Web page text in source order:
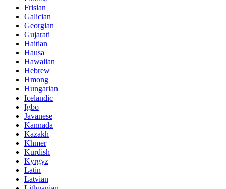
Frisian
Galician
Georgian
Gujarati
Haitian
Hausa
Hawaiian
Hebrew
Hmong
Hungarian
Icelandic
Igbo
Javanese
Kannada
Kazakh
Khmer
Kurdish
Kyrgyz
Latin
Latvian